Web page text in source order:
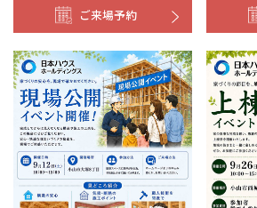
ご来場予約